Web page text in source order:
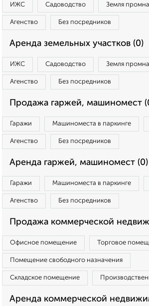
ИЖС Садоводство Земля
Агенство Без посредников
Аренда земельных участков (0)
ИЖС Садоводство Земля
Агенство Без посредников
Продажа гаржей, машиномест
Гаражи Машиноместа в паркинге
Агенство Без посредников
Аренда гаржей, машиномест (0)
Гаражи Машиноместа в паркинге
Агенство Без посредников
Продажа коммерческой
Офисное помещение Торговое
Помещение свободного назначения
Складское помещение
Аренда коммерческой